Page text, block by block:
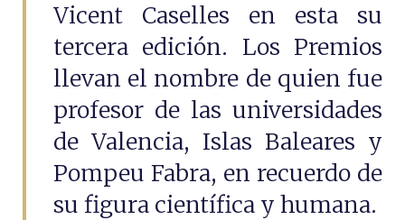
Vicent Caselles en esta su
tercera edición. Los Premios
llevan el nombre de quien fue
profesor de las universidades
de Valencia, Islas Baleares y
Pompeu Fabra, en recuerdo de
su figura científica y humana.